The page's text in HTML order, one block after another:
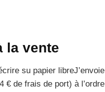
la vente
su papier libreJ’envoie
€ de frais de port) à l’ordre